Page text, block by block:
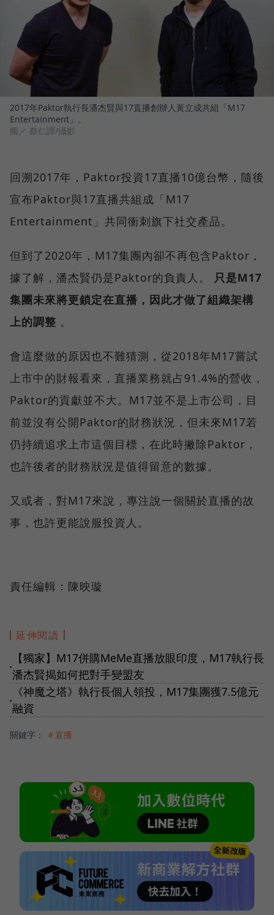
2017年Paktor執行長潘杰賢與17直播創辦人黃立成共組「M17
Entertainment」。
圖／ 蔡仁譯/攝影
回溯2017年，Paktor投資17直播10億台幣，隨後
宣布Paktor與17直播共組成「M17
Entertainment」共同衝刺旗下社交產品。
但到了2020年，M17集團內卻不再包含Paktor，
據了解，潘杰賢仍是Paktor的負責人。 只是M17
集團未來將更鎖定在直播，因此才做了組織架構
上的調整 。
會這麼做的原因也不難猜測，從2018年M17嘗試
上市中的財報看來，直播業務就占91.4%的營收，
Paktor的貢獻並不大。M17並不是上市公司，目
前並沒有公開Paktor的財務狀況，但未來M17若
仍持續追求上市這個目標，在此時撇除Paktor，
也許後者的財務狀況是值得留意的數據。
又或者，對M17來說，專注說一個關於直播的故
事，也許更能說服投資人。
責任編輯：陳映璇
延伸閱讀
●
【獨家】M17併購MeMe直播放眼印度，M17執行長
潘杰賢揭如何把對手變盟友
●
《神魔之塔》執行長個人領投，M17集團獲7.5億元
融資
關鍵字： ＃直播